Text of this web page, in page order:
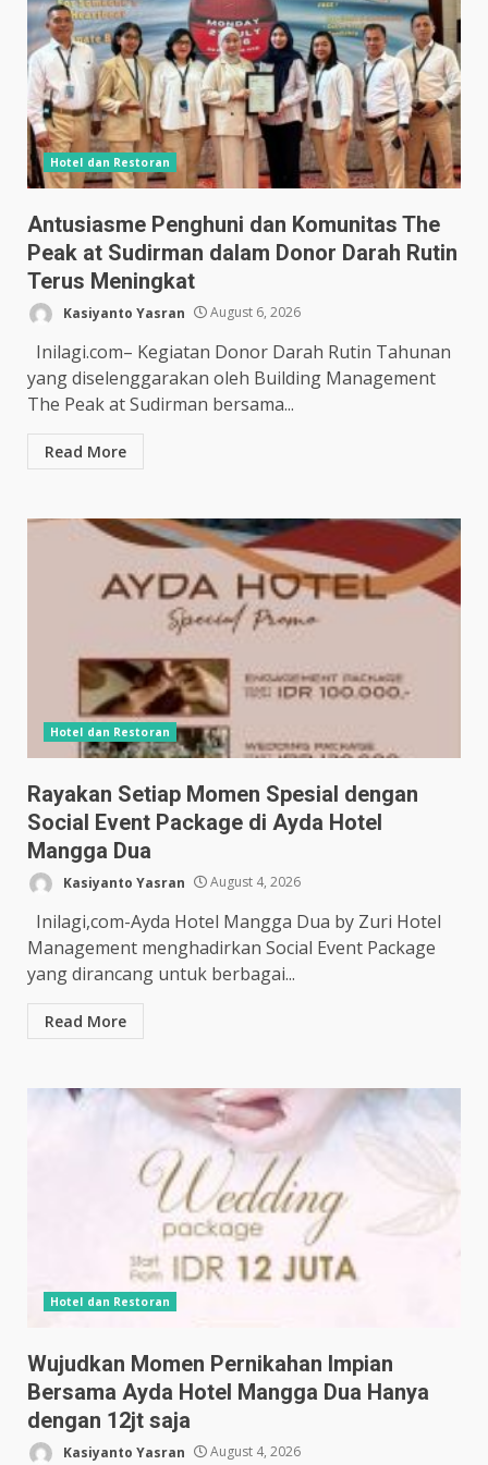
Hotel dan Restoran
Antusiasme Penghuni dan Komunitas The
Peak at Sudirman dalam Donor Darah Rutin
Terus Meningkat
Kasiyanto Yasran August 6, 2026
Inilagi.com– Kegiatan Donor Darah Rutin Tahunan
yang diselenggarakan oleh Building Management
The Peak at Sudirman bersama...
Read More
Hotel dan Restoran
Rayakan Setiap Momen Spesial dengan
Social Event Package di Ayda Hotel
Mangga Dua
Kasiyanto Yasran August 4, 2026
Inilagi,com-Ayda Hotel Mangga Dua by Zuri Hotel
Management menghadirkan Social Event Package
yang dirancang untuk berbagai...
Read More
Hotel dan Restoran
Wujudkan Momen Pernikahan Impian
Bersama Ayda Hotel Mangga Dua Hanya
dengan 12jt saja
Kasiyanto Yasran August 4, 2026